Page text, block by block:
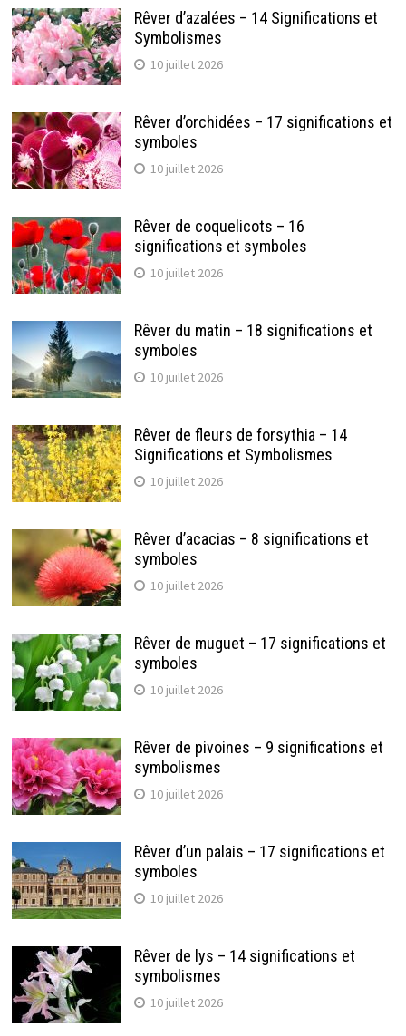
Rêver d’azalées – 14 Significations et
Symbolismes
10 juillet 2026
Rêver d’orchidées – 17 significations et
symboles
10 juillet 2026
Rêver de coquelicots – 16
significations et symboles
10 juillet 2026
Rêver du matin – 18 significations et
symboles
10 juillet 2026
Rêver de fleurs de forsythia – 14
Significations et Symbolismes
10 juillet 2026
Rêver d’acacias – 8 significations et
symboles
10 juillet 2026
Rêver de muguet – 17 significations et
symboles
10 juillet 2026
Rêver de pivoines – 9 significations et
symbolismes
10 juillet 2026
Rêver d’un palais – 17 significations et
symboles
10 juillet 2026
Rêver de lys – 14 significations et
symbolismes
10 juillet 2026